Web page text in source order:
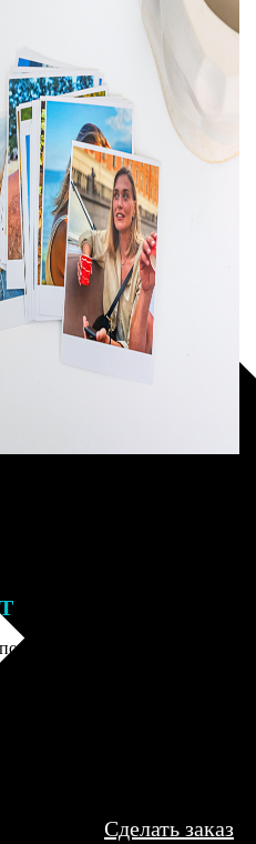
заказа к печати
могут связаться с Вами
телефону или email для
деталей.
Сделать заказ